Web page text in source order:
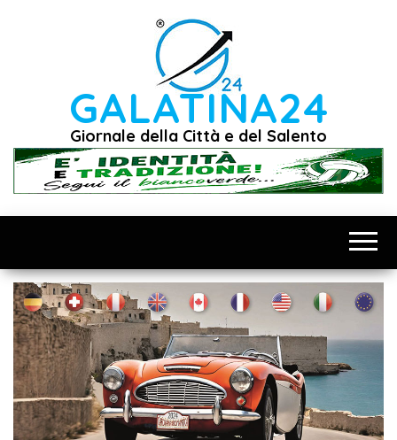
GALATINA24
Giornale della Città e del Salento